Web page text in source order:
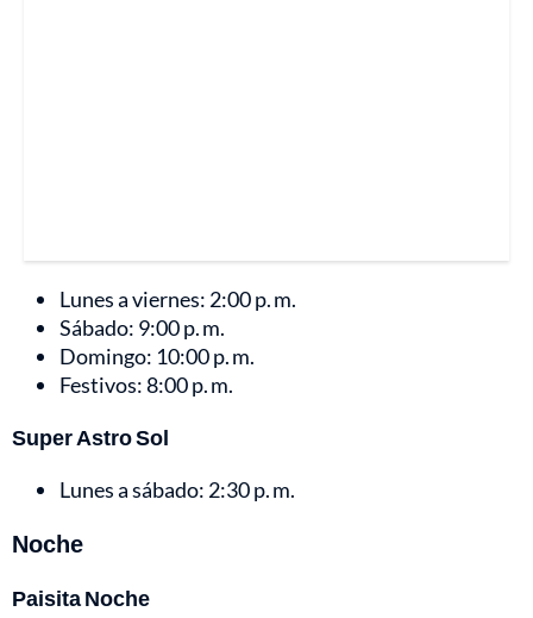
Lunes a viernes: 2:00 p. m.
Sábado: 9:00 p. m.
Domingo: 10:00 p. m.
Festivos: 8:00 p. m.
Super Astro Sol
Lunes a sábado: 2:30 p. m.
Noche
Paisita Noche